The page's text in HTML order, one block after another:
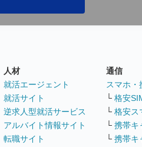
人材
就活エージェント
就活サイト
逆求人型就活サービス
アルバイト情報サイト
転職サイト
通信
スマホ・
└ 格安
└ 格安ス
└ 携帯キ
└ 携帯キ